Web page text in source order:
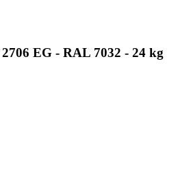
EG - RAL 7032 - 24 kg